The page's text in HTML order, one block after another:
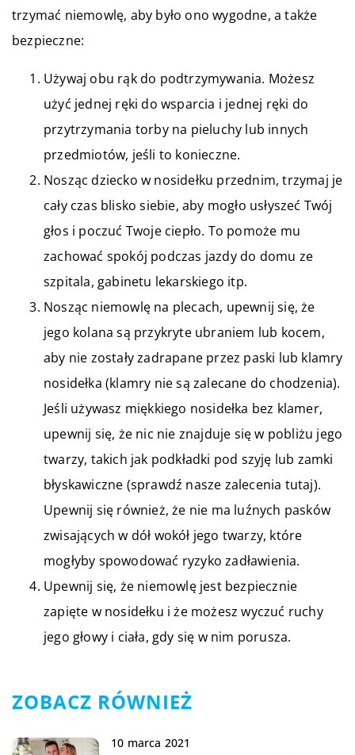
trzymać niemowlę, aby było ono wygodne, a także
bezpieczne:
Używaj obu rąk do podtrzymywania. Możesz
użyć jednej ręki do wsparcia i jednej ręki do
przytrzymania torby na pieluchy lub innych
przedmiotów, jeśli to konieczne.
Nosząc dziecko w nosidełku przednim, trzymaj je
cały czas blisko siebie, aby mogło usłyszeć Twój
głos i poczuć Twoje ciepło. To pomoże mu
zachować spokój podczas jazdy do domu ze
szpitala, gabinetu lekarskiego itp.
Nosząc niemowlę na plecach, upewnij się, że
jego kolana są przykryte ubraniem lub kocem,
aby nie zostały zadrapane przez paski lub klamry
nosidełka (klamry nie są zalecane do chodzenia).
Jeśli używasz miękkiego nosidełka bez klamer,
upewnij się, że nic nie znajduje się w pobliżu jego
twarzy, takich jak podkładki pod szyję lub zamki
błyskawiczne (sprawdź nasze zalecenia tutaj).
Upewnij się również, że nie ma luźnych pasków
zwisających w dół wokół jego twarzy, które
mogłyby spowodować ryzyko zadławienia.
Upewnij się, że niemowlę jest bezpiecznie
zapięte w nosidełku i że możesz wyczuć ruchy
jego głowy i ciała, gdy się w nim porusza.
ZOBACZ RÓWNIEŻ
10 marca 2021